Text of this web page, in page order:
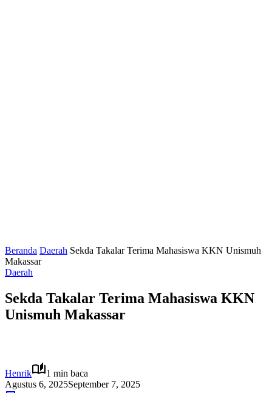
Beranda Daerah Sekda Takalar Terima Mahasiswa KKN Unismuh
Makassar
Daerah
Sekda Takalar Terima Mahasiswa KKN
Unismuh Makassar
Henrik
1 min baca
Agustus 6, 2025September 7, 2025